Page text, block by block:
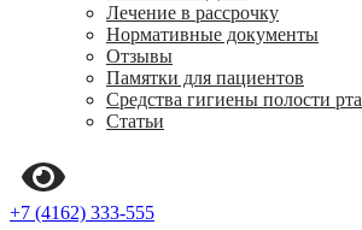
Лечение в рассрочку
Нормативные документы
Отзывы
Памятки для пациентов
Средства гигиены полости рта
Статьи
+7 (4162) 333-555